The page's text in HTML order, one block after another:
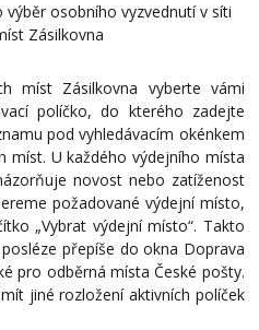
osobního vyzvednutí v síti
Zásilkovna
míst Zásilkovna vyberte vámi
políčko, do kterého zadejte
pod vyhledávacím okénkem
míst. U každého výdejního místa
novost nebo zatíženost
požadované výdejní místo,
„Vybrat výdejní místo“. Takto
přepíše do okna Doprava
pro odběrná místa České pošty.
jiné rozložení aktivních políček